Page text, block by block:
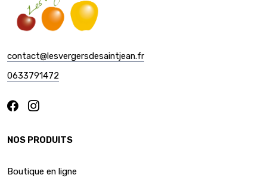
contact@lesvergersdesaintjean.fr
0633791472
NOS PRODUITS
Boutique en ligne